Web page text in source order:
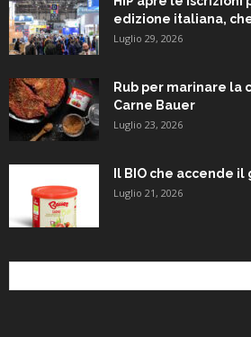
edizione italiana,
Luglio 29, 2026
Rub per marinare la
Carne Bauer
Luglio 23, 2026
Il BIO che accende il
Luglio 21, 2026